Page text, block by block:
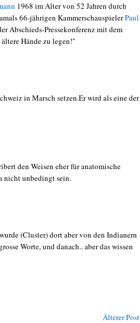
1968 im Alter von 52 Jahren durch
66-jährigen KammerschauspielerPaul
Abschieds-Pressekonferenz mit dem
Hände zu legen!"
in Marsch setzen.Er wird als eine der
den Weisen eher für anatomische
nicht unbedingt sein.
(Cluster) dort aber von den Indianern
Worte, und danach.. aber das wissen
Älterer Post